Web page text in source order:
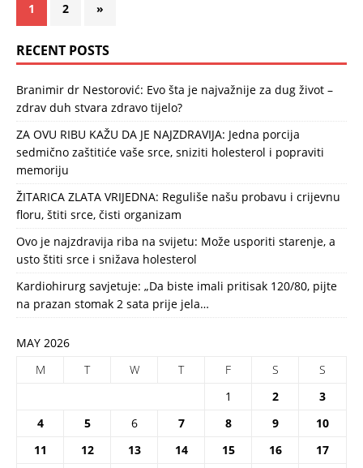
1 2 »
RECENT POSTS
Branimir dr Nestorović: Evo šta je najvažnije za dug život –
zdrav duh stvara zdravo tijelo?
ZA OVU RIBU KAŽU DA JE NAJZDRAVIJA: Jedna porcija
sedmično zaštitiće vaše srce, sniziti holesterol i popraviti
memoriju
ŽITARICA ZLATA VRIJEDNA: Reguliše našu probavu i crijevnu
floru, štiti srce, čisti organizam
Ovo je najzdravija riba na svijetu: Može usporiti starenje, a
usto štiti srce i snižava holesterol
Kardiohirurg savjetuje: „Da biste imali pritisak 120/80, pijte
na prazan stomak 2 sata prije jela…
MAY 2026
M
T W T F S
S
1
2
3
4
5 6 7 8 9
10
11
12 13 14 15 16 17